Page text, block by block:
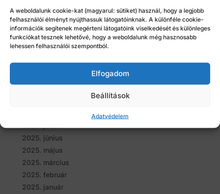
A weboldalunk cookie-kat (magyarul: sütiket) használ, hogy a legjobb
felhasználói élményt nyújthassuk látogatóinknak. A különféle cookie-
információk segítenek megérteni látogatóink viselkedését és különleges
funkciókat tesznek lehetővé, hogy a weboldalunk még hasznosabb
lehessen felhasználói szempontból.
Elfogadom
Beállítások
Adatvédelem
2026. április
2026. március
2026. február
2025. december
2025. június
2025. május
2025. március
2025. február
2025. január